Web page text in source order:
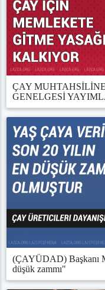
ÇAY
GENELGESİ
(ÇAYÜDAD) Başkanı
düşük zammı"